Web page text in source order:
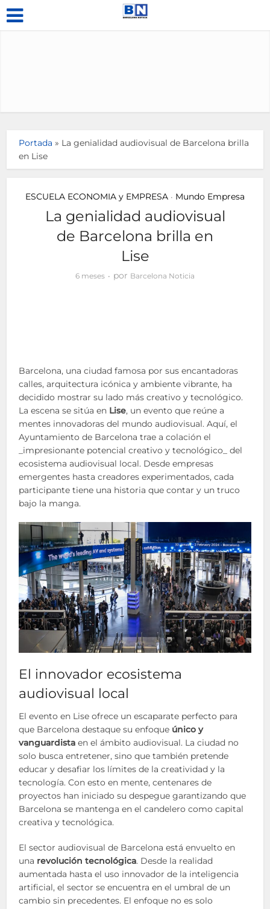
Portada » La genialidad audiovisual de Barcelona brilla
en Lise
ESCUELA ECONOMIA y EMPRESA • Mundo Empresa
La genialidad audiovisual
de Barcelona brilla en
Lise
6 meses por Barcelona Noticia
Barcelona, una ciudad famosa por sus encantadoras
calles, arquitectura icónica y ambiente vibrante, ha
decidido mostrar su lado más creativo y tecnológico.
La escena se sitúa en Lise, un evento que reúne a
mentes innovadoras del mundo audiovisual. Aquí, el
Ayuntamiento de Barcelona trae a colación el
_impresionante potencial creativo y tecnológico_ del
ecosistema audiovisual local. Desde empresas
emergentes hasta creadores experimentados, cada
participante tiene una historia que contar y un truco
bajo la manga.
El innovador ecosistema
audiovisual local
El evento en Lise ofrece un escaparate perfecto para
que Barcelona destaque su enfoque único y
vanguardista en el ámbito audiovisual. La ciudad no
solo busca entretener, sino que también pretende
educar y desafiar los límites de la creatividad y la
tecnología. Con esto en mente, centenares de
proyectos han iniciado su despegue garantizando que
Barcelona se mantenga en el candelero como capital
creativa y tecnológica.
El sector audiovisual de Barcelona está envuelto en
una revolución tecnológica. Desde la realidad
aumentada hasta el uso innovador de la inteligencia
artificial, el sector se encuentra en el umbral de un
cambio sin precedentes. El enfoque no es solo